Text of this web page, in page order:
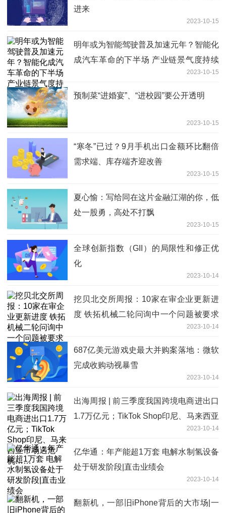
进来
2023-10-15
明年或为智能驾驶普及加速元年？智能化
成汽车革命的下半场 产业链景气度持续
2023-10-15
预制菜“进婚宴”、“进校园”要公开透明
2023-10-15
“寒冬”已过？9月手机出口金额环比翻倍
需求端、库存端齐迎改善
2023-10-15
夏心愉：写给同在这片金融江湖的你，低
处一股勇，高处不打飘
2023-10-15
全球创新指数（GII）的局限性和修正优
化
2023-10-14
挖贝北交所周报：10家在审企业更新进
度 铁拓机械二轮问询中一个问题被要求
2023-10-14
687亿美元游戏史最大并购案落地：微软
完成收购动视暴雪
2023-10-14
出海周报 | 前三季度我国跨境电商进出口
1.7万亿元；TikTok Shop印尼、马来西亚
2023-10-14
亿华通：年产能超1万套 电解水制氢设备
处于研发阶段|直击业绩会
2023-10-14
翻新机，一部旧iPhone背后的大市场|一